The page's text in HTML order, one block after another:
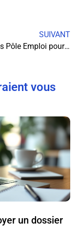
SUIVANT
Les aides Pôle Emploi pour la création d’entreprise : un tremplin vers le succès?
vous
un dossier